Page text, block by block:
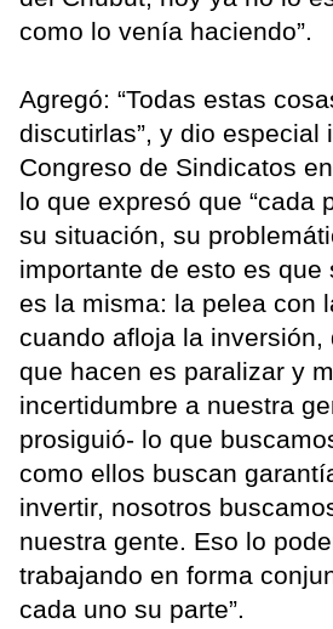
como lo venía haciendo”.
Agregó: “Todas estas
discutirlas”, y dio especial
Congreso de Sindicatos
lo que expresó que “cada
su situación, su
importante de esto es que
es la misma: la pelea con
cuando afloja la inversión,
que hacen es paralizar y
incertidumbre a nuestra
prosiguió- lo que
como ellos buscan
invertir, nosotros
nuestra gente. Eso lo
trabajando en forma
cada uno su parte”.